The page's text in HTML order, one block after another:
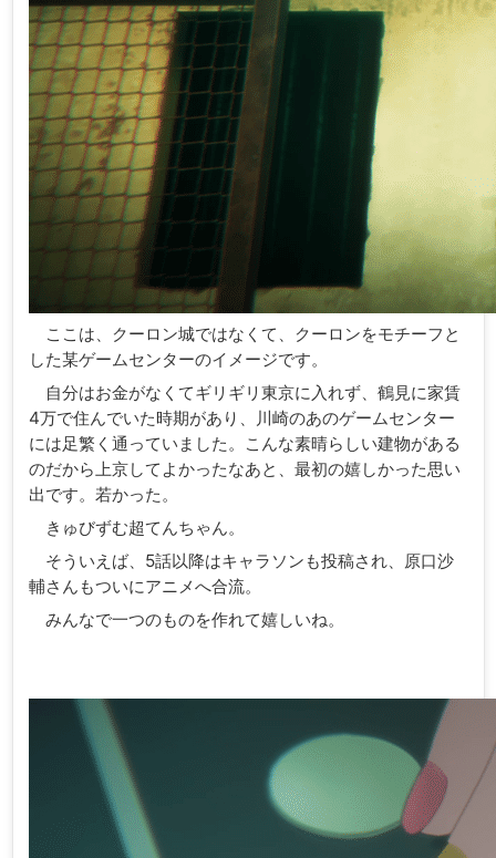
ここは、クーロン城ではなくて、クーロンをモチーフと
した某ゲームセンターのイメージです。
自分はお金がなくてギリギリ東京に入れず、鶴見に家賃
4万で住んでいた時期があり、川崎のあのゲームセンター
には足繁く通っていました。こんな素晴らしい建物がある
のだから上京してよかったなあと、最初の嬉しかった思い
出です。若かった。
きゅびずむ超てんちゃん。
そういえば、5話以降はキャラソンも投稿され、原口沙
輔さんもついにアニメへ合流。
みんなで一つのものを作れて嬉しいね。